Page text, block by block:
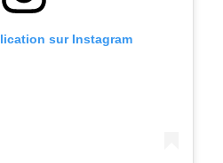
sur Instagram